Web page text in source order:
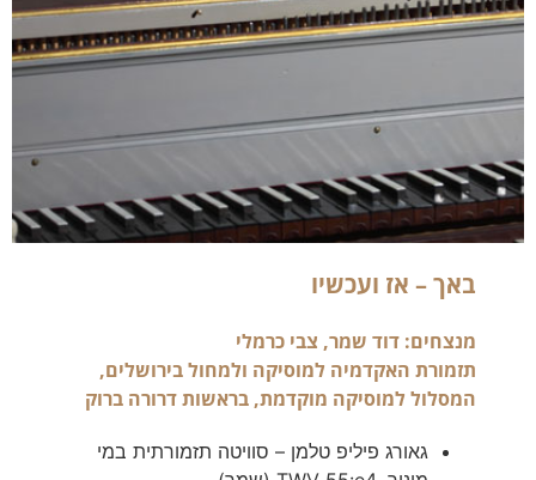
באך – אז ועכשיו
תזמורת האקדמיה למוסיקה ולמחול בירושלים,
המסלול למוסיקה מוקדמת, בראשות דרורה ברוק
גאורג פיליפ טלמן – סוויטה תזמורתית במי